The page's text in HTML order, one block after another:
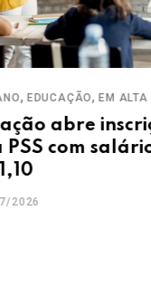
,EM ALTA
inscrições
salário de R$